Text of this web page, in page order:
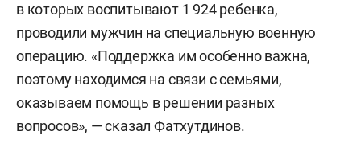
в которых воспитывают 1 924 ребенка,
проводили мужчин на специальную военную
операцию. «Поддержка им особенно важна,
поэтому находимся на связи с семьями,
оказываем помощь в решении разных
вопросов», — сказал Фатхутдинов.